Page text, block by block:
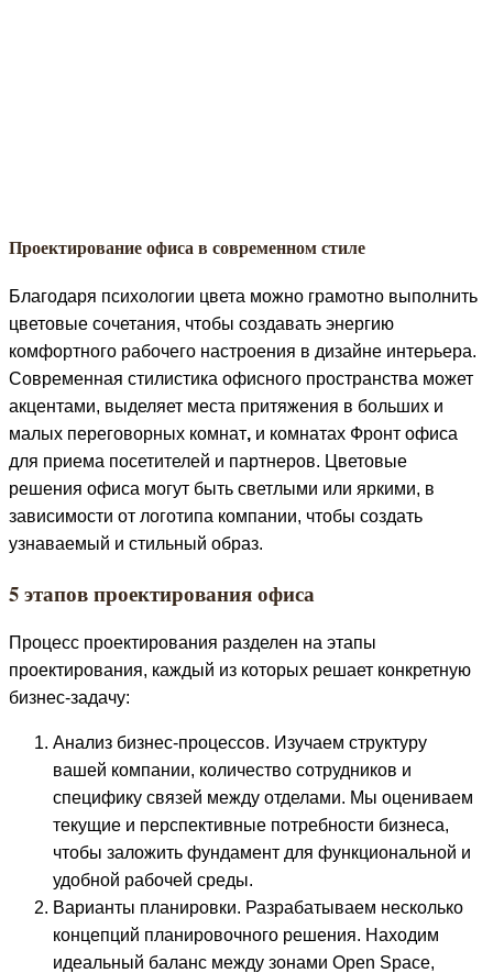
Проектирование офиса в современном стиле
Благодаря психологии цвета можно грамотно выполнить
цветовые сочетания, чтобы создавать энергию
комфортного рабочего настроения в дизайне интерьера.
Современная стилистика офисного пространства может
акцентами, выделяет места притяжения в больших и
малых переговорных комнат, и комнатах Фронт офиса
для приема посетителей и партнеров. Цветовые
решения офиса могут быть светлыми или яркими, в
зависимости от логотипа компании, чтобы создать
узнаваемый и стильный образ.
5 этапов проектирования офиса
Процесс проектирования разделен на этапы
проектирования, каждый из которых решает конкретную
бизнес-задачу:
Анализ бизнес-процессов. Изучаем структуру
вашей компании, количество сотрудников и
специфику связей между отделами. Мы оцениваем
текущие и перспективные потребности бизнеса,
чтобы заложить фундамент для функциональной и
удобной рабочей среды.
Варианты планировки. Разрабатываем несколько
концепций планировочного решения. Находим
идеальный баланс между зонами Open Space,